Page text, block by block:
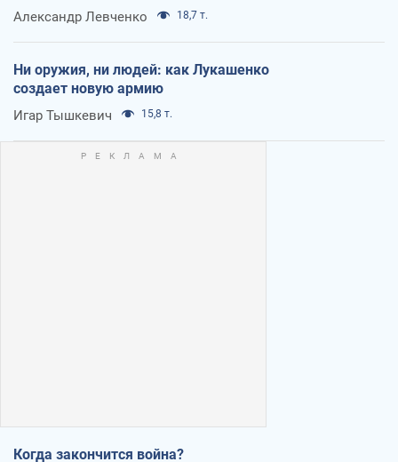
Александр Левченко 18,7 т.
Ни оружия, ни людей: как Лукашенко
создает новую армию
Игар Тышкевич 15,8 т.
Когда закончится война?